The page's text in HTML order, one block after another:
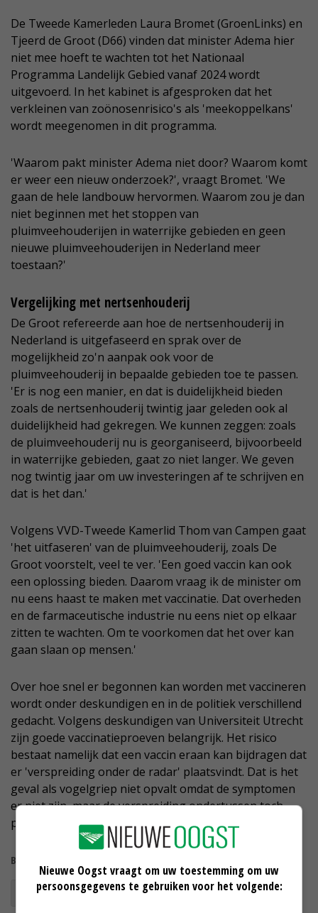
De Tweede Kamerleden Laura Bromet (GroenLinks) en
Tjeerd de Groot (D66) vinden dat minister Adema hier
niet mee hoeft te wachten tot het Nationaal
Programma Landelijk Gebied vanaf 2024 wordt
uitgevoerd. In het kabinet is afgesproken dat het
verkleinen van zoönosenrisico's als 'meekoppelkans'
wordt meegenomen in dit programma.
'Waarom pakt minister Adema niet door? Waarom komt
er weer een nieuw onderzoek?', vraagt Bromet. 'We
gaan de hele landbouw hervormen. Waarom zou je dan
niet beginnen met het stoppen van
pluimveehouderijen in waterrijke gebieden en geen
nieuwe pluimveehouderijen in Nederland meer
toestaan?'
Vergelijking met nertsenhouderij
De Groot refereerde aan hoe de nertsenhouderij in
Nederland is uitgefaseerd en sprak over de
mogelijkheid zo'n aanpak ook voor de
pluimveehouderij in bepaalde gebieden toe te passen.
'Er is nog een manier, en dat is duidelijkheid bieden
zoals de nertsenhouderij twintig jaar geleden ook al
duidelijkheid had gekregen. We kunnen zeggen: zoals
de pluimveehouderij nu is georganiseerd, bijvoorbeeld
in waterrijke gebieden, gaat zo niet langer. We geven
nog twintig jaar om uw investeringen af te schrijven en
dat is het dan.'
Volgens VVD-Tweede Kamerlid Thom van Campen gaat
'het uitfaseren' van de pluimveehouderij, zoals De
Groot voorstelt, veel te ver. 'Een goed vaccin kan ook
een oplossing bieden. Daarom vraag ik de minister om
nu eens haast te maken met vaccinatie. Dat overheden
en de farmaceutische industrie nu eens niet op elkaar
zitten te wachten. Om te voorkomen dat het over kan
gaan slaan op mensen.'
Over hoe snel er begonnen kan worden met vaccineren
wordt onder deskundigen en in de politiek verschillend
gedacht. Volgens deskundigen van Universiteit Utrecht
zijn goede vaccinatieproeven belangrijk. Het risico
bestaat namelijk dat een vaccin eraan kan bijdragen dat
er 'verspreiding onder de radar' plaatsvindt. Dat is het
geval als vogelgriep niet opvalt omdat de symptomen
er niet zijn, maar de verspreiding ondertussen toch
plaatsvindt.
Bekijk meer over:
vogelgriep zoönosen
Nieuwe Oogst vraagt om uw toestemming om uw
persoonsgegevens te gebruiken voor het volgende: